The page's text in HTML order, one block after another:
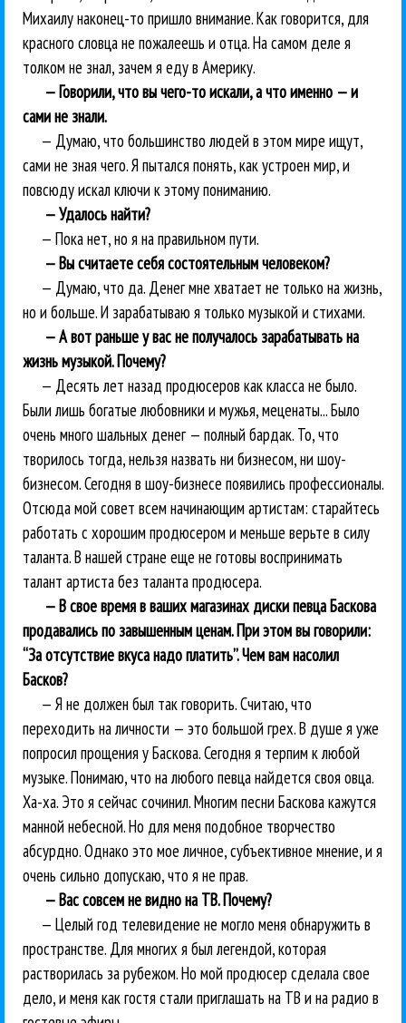
Михаилу наконец-то пришло внимание. Как говорится, для
красного словца не пожалеешь и отца. На самом деле я
толком не знал, зачем я еду в Америку.
— Говорили, что вы чего-то искали, а что именно — и
сами не знали.
— Думаю, что большинство людей в этом мире ищут,
сами не зная чего. Я пытался понять, как устроен мир, и
повсюду искал ключи к этому пониманию.
— Удалось найти?
— Пока нет, но я на правильном пути.
— Вы считаете себя состоятельным человеком?
— Думаю, что да. Денег мне хватает не только на жизнь,
но и больше. И зарабатываю я только музыкой и стихами.
— А вот раньше у вас не получалось зарабатывать на
жизнь музыкой. Почему?
— Десять лет назад продюсеров как класса не было.
Были лишь богатые любовники и мужья, меценаты... Было
очень много шальных денег — полный бардак. То, что
творилось тогда, нельзя назвать ни бизнесом, ни шоу-
бизнесом. Сегодня в шоу-бизнесе появились профессионалы.
Отсюда мой совет всем начинающим артистам: старайтесь
работать с хорошим продюсером и меньше верьте в силу
таланта. В нашей стране еще не готовы воспринимать
талант артиста без таланта продюсера.
— В свое время в ваших магазинах диски певца Баскова
продавались по завышенным ценам. При этом вы говорили:
“За отсутствие вкуса надо платить”. Чем вам насолил
Басков?
— Я не должен был так говорить. Считаю, что
переходить на личности — это большой грех. В душе я уже
попросил прощения у Баскова. Сегодня я терпим к любой
музыке. Понимаю, что на любого певца найдется своя овца.
Ха-ха. Это я сейчас сочинил. Многим песни Баскова кажутся
манной небесной. Но для меня подобное творчество
абсурдно. Однако это мое личное, субъективное мнение, и я
очень сильно допускаю, что я не прав.
— Вас совсем не видно на ТВ. Почему?
— Целый год телевидение не могло меня обнаружить в
пространстве. Для многих я был легендой, которая
растворилась за рубежом. Но мой продюсер сделала свое
дело, и меня как гостя стали приглашать на ТВ и на радио в